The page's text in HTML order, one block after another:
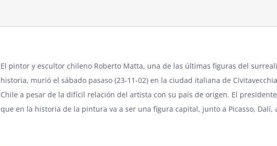
El pintor y escultor chileno Roberto Matta, una de las últimas figuras del
historia, murió el sábado pasaso (23-11-02) en la ciudad italiana de
Chile a pesar de la difícil relación del artista con su país de origen. El
que en la historia de la pintura va a ser una figura capital, junto a Picasso, Dalí,